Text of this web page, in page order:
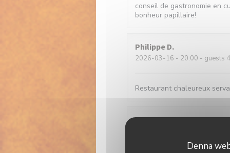
Denna
conseil de gastronomie en
bonheur papillaire!
Philippe D
2026-03-16 - 20:00 - guests 4
Restaurant chaleureux
henriP